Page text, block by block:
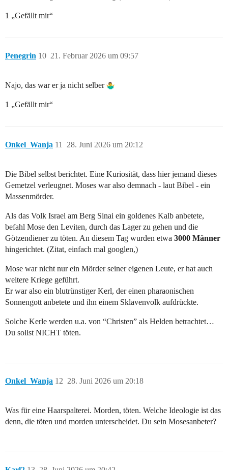
1 „Gefällt mir“
Penegrin 21. Februar 2026 um 09:57
10
Najo, das war er ja nicht selber
1 „Gefällt mir“
Onkel_Wanja 28. Juni 2026 um 20:12
11
Die Bibel selbst berichtet. Eine Kuriosität, dass hier jemand dieses
Gemetzel verleugnet. Moses war also demnach - laut Bibel - ein
Massenmörder.
Als das Volk Israel am Berg Sinai ein goldenes Kalb anbetete,
befahl Mose den Leviten, durch das Lager zu gehen und die
Götzendiener zu töten. An diesem Tag wurden etwa 3000 Männer
hingerichtet. (Zitat, einfach mal googlen,)
Mose war nicht nur ein Mörder seiner eigenen Leute, er hat auch
weitere Kriege geführt.
Er war also ein blutrünstiger Kerl, der einen pharaonischen
Sonnengott anbetete und ihn einem Sklavenvolk aufdrückte.
Solche Kerle werden u.a. von “Christen” als Helden betrachtet…
Du sollst NICHT töten.
Onkel_Wanja 28. Juni 2026 um 20:18
12
Was für eine Haarspalterei. Morden, töten. Welche Ideologie ist das
denn, die töten und morden unterscheidet. Du sein Mosesanbeter?